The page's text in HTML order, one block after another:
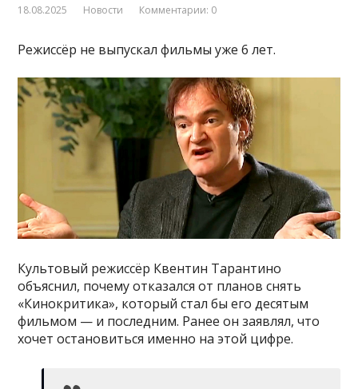
18.08.2025 Новости Комментарии: 0
Режиссёр не выпускал фильмы уже 6 лет.
Культовый режиссёр Квентин Тарантино
объяснил, почему отказался от планов снять
«Кинокритика», который стал бы его десятым
фильмом — и последним. Ранее он заявлял, что
хочет остановиться именно на этой цифре.